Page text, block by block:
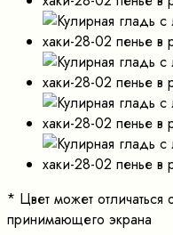
* Цвет может отличаться
принимающего экрана